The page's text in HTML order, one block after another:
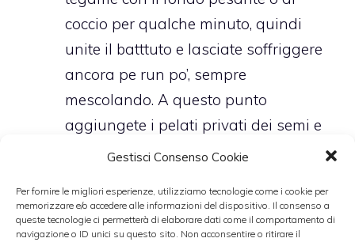
Gestisci Consenso Cookie
Per fornire le migliori esperienze, utilizziamo tecnologie come i cookie per
memorizzare e/o accedere alle informazioni del dispositivo. Il consenso a
queste tecnologie ci permetterà di elaborare dati come il comportamento di
navigazione o ID unici su questo sito. Non acconsentire o ritirare il
coccio per qualche minuto, quindi
unite il batttuto e lasciate soffriggere
ancora pe run po’, sempre
mescolando. A questo punto
aggiungete i pelati privati dei semi e
tritati grossolanamente, coprite con il
Aggiungete le cicerchie al soffritto
insieme a 4-5 mestoli della loro acqua